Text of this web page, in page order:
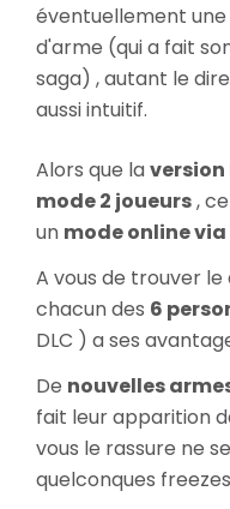
éventuellement
d'arme (qui a fait
saga) , autant le
aussi intuitif.
Alors que laversion
mode 2 joueurs,
un mode online
A vous de trouver
chacun des 6
DLC ) a ses
De nouvelles
fait leur apparition
vous le rassure ne
quelconques